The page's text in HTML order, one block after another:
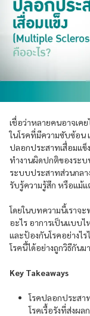
เชื่อว่าหลายคนอาจเค
ในโรคที่มีความซับซ้อน
ปลอกประสาทเสื่อมแข็
ทำงานผิดปกติของระบ
ระบบประสาทส่วนกล
รับรู้ความรู้สึก หรือแม้แ
โดยในบทความนี้เราจ
อะไร อาการเป็นแบบไ
และป้องกันโรคอย่างไ
โรคนี้ได้อย่างถูกวิธีกันม
Key Takeaways
โรคปลอกประสา
โรคเรื้อรังที่ส่งผ